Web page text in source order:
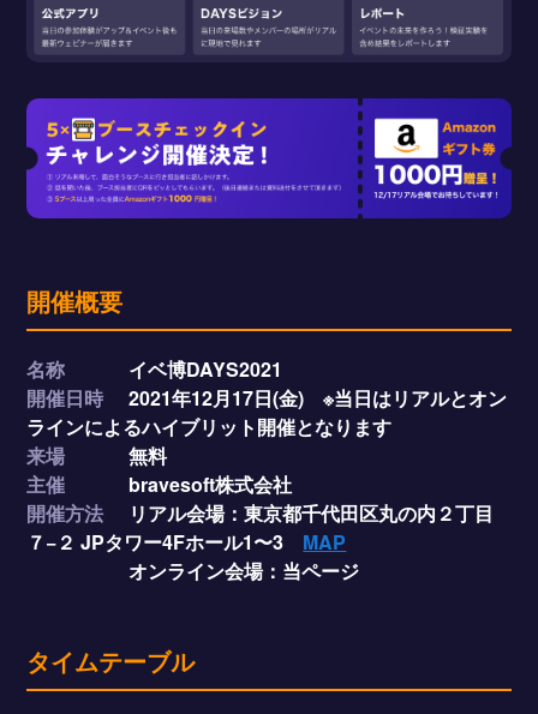
開催概要
名称
イベ博DAYS2021
開催日時
2021年12月17日(金) ※当日はリアルとオン
ラインによるハイブリット開催となります
来場
無料
主催
bravesoft株式会社
開催方法
リアル会場：東京都千代田区丸の内２丁目
７−２ JPタワー4Fホール1〜3 MAP
オンライン会場：当ページ
タイムテーブル